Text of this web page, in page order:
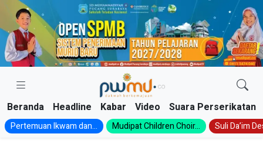
Skip
content
Beranda Headline Kabar Video Suara Perserikatan
Pertemuan Ikwam dan... Mudipat Children Choir... Suli Da’im